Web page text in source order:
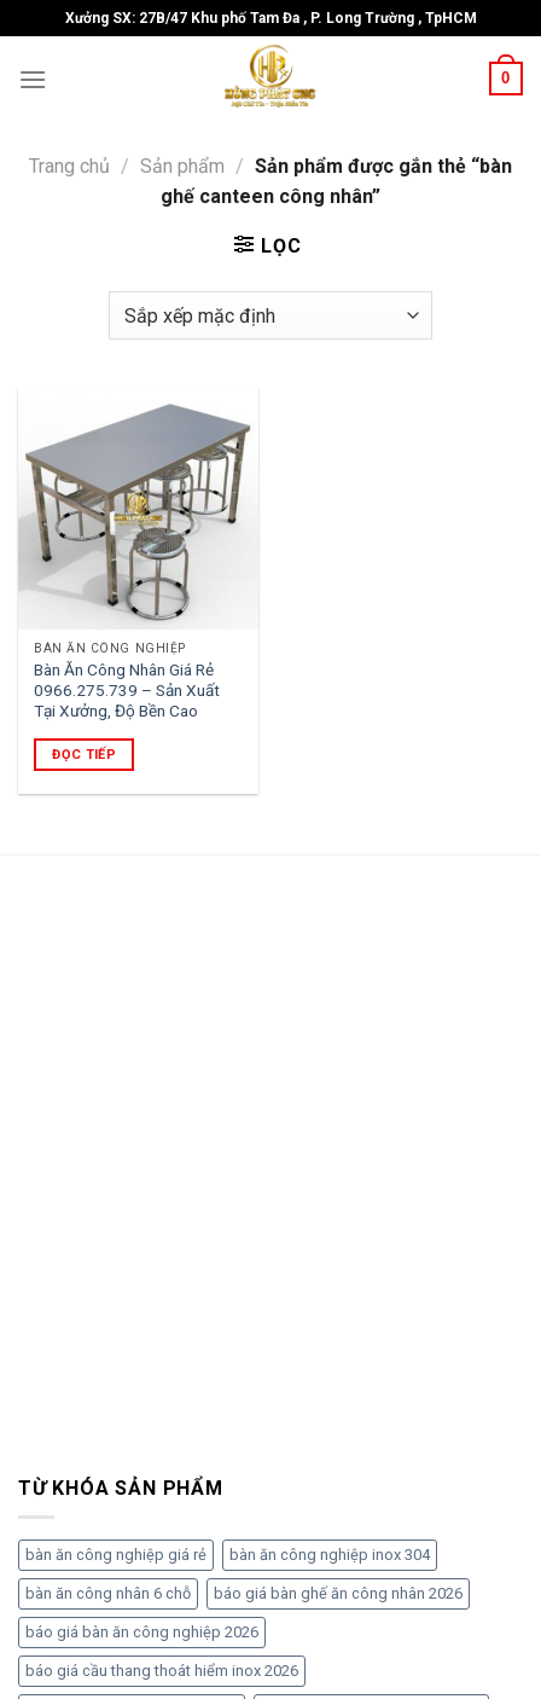
to
content
Xưởng SX: 27B/47 Khu phố Tam Đa , P. Long Trường , TpHCM
0
Trang chủ / Sản phẩm / Sản phẩm được gắn thẻ “bàn
ghế canteen công nhân”
LỌC
BÀN ĂN CÔNG NGHIỆP
Bàn Ăn Công Nhân Giá Rẻ
0966.275.739 – Sản Xuất
Tại Xưởng, Độ Bền Cao
ĐỌC TIẾP
TỪ KHÓA SẢN PHẨM
bàn ăn công nghiệp giá rẻ bàn ăn công nghiệp inox 304
bàn ăn công nhân 6 chỗ báo giá bàn ghế ăn công nhân 2026
báo giá bàn ăn công nghiệp 2026
báo giá cầu thang thoát hiểm inox 2026